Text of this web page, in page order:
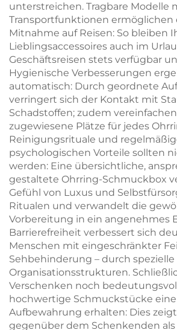
unterstreichen. Tragbare Modelle
Transportfunktionen ermöglichen
Mitnahme auf Reisen: So bleiben
Lieblingsaccessoires auch im
Geschäftsreisen stets verfügbar
Hygienische Verbesserungen
automatisch: Durch geordnete
verringert sich der Kontakt mit
Schadstoffen; zudem
zugewiesene Plätze für jedes
Reinigungsrituale und
psychologischen Vorteile sollten
werden: Eine übersichtliche,
gestaltete Ohrring-Schmuckbox
Gefühl von Luxus und
Ritualen und verwandelt die
Vorbereitung in ein angenehmes
Barrierefreiheit verbessert sich
Menschen mit eingeschränkter
Sehbehinderung – durch
Organisationsstrukturen.
Verschenken noch
hochwertige Schmuckstücke
Aufbewahrung erhalten: Dies
gegenüber dem Schenkenden